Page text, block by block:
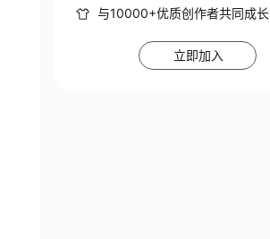
与10000+优质创作者共同成长
立即加入